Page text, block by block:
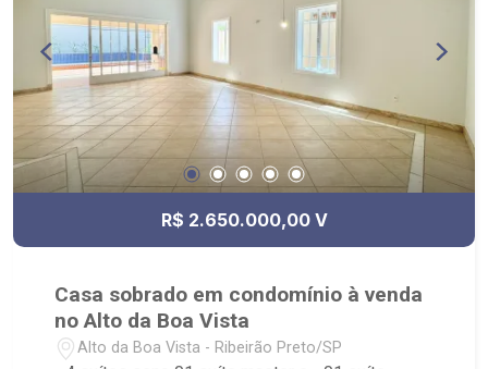
R$ 2.650.000,00 V
Casa sobrado em condomínio à venda
no Alto da Boa Vista
Alto da Boa Vista - Ribeirão Preto/SP